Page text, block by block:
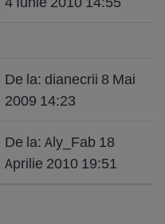
De la: dianecrii 8 Mai
2009 14:23
De la: Aly_Fab 18
Aprilie 2010 19:51